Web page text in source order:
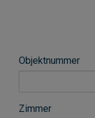
Objektnummer
Zimmer